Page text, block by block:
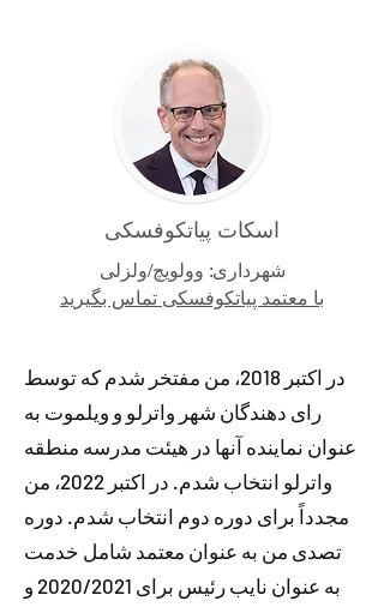
اسکات پیاتکوفسکی
شهرداری: وولویچ/ولزلی
با معتمد پیاتکوفسکی تماس بگیرید
در اکتبر 2018، من مفتخر شدم که توسط
رای دهندگان شهر واترلو و ویلموت به
عنوان نماینده آنها در هیئت مدرسه منطقه
واترلو انتخاب شدم. در اکتبر 2022، من
مجدداً برای دوره دوم انتخاب شدم. دوره
تصدی من به عنوان معتمد شامل خدمت
به عنوان نایب رئیس برای 2020/2021 و